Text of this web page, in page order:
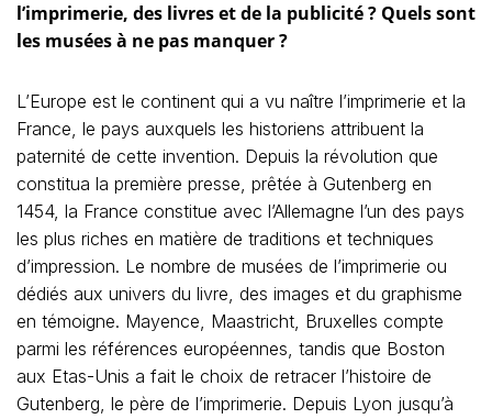
l’imprimerie, des livres et de la publicité ? Quels sont
les musées à ne pas manquer ?
L’Europe est le continent qui a vu naître l’imprimerie et la
France, le pays auxquels les historiens attribuent la
paternité de cette invention. Depuis la révolution que
constitua la première presse, prêtée à Gutenberg en
1454, la France constitue avec l’Allemagne l’un des pays
les plus riches en matière de traditions et techniques
d’impression. Le nombre de musées de l’imprimerie ou
dédiés aux univers du livre, des images et du graphisme
en témoigne. Mayence, Maastricht, Bruxelles compte
parmi les références européennes, tandis que Boston
aux Etas-Unis a fait le choix de retracer l’histoire de
Gutenberg, le père de l’imprimerie. Depuis Lyon jusqu’à